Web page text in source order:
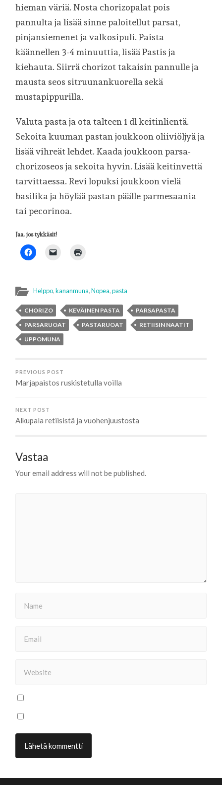
hieman väriä. Nosta chorizopalat pois
pannulta ja lisää sinne paloitellut parsat,
pinjansiemenet ja valkosipuli. Paista
käännellen 3-4 minuuttia, lisää Pastis ja
kiehauta. Siirrä chorizot takaisin pannulle ja
mausta seos sitruunankuorella sekä
mustapippurilla.
Valuta pasta ja ota talteen 1 dl keitinlientä.
Sekoita kuuman pastan joukkoon oliiviöljyä ja
lisää vihreät lehdet. Kaada joukkoon parsa-
chorizoseos ja sekoita hyvin. Lisää keitinvettä
tarvittaessa. Revi lopuksi joukkoon vielä
basilika ja höylää pastan päälle parmesaania
tai pecorinoa.
Jaa, jos tykkäsit!
Helppo,kananmuna,Nopea,pasta
CHORIZO KEVÄINEN PASTA
PARSAPASTA
PARSARUOAT
PASTARUOAT
RETIISIN NAATIT
UPPOMUNA
PREVIOUS POST
Marjapaistos ruskistetulla voilla
NEXT POST
Alkupala retiisistä ja vuohenjuustosta
Vastaa
Your email address will not be published.